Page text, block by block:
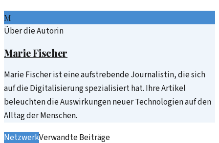
M
Über die Autorin
Marie Fischer
Marie Fischer ist eine aufstrebende Journalistin, die sich
auf die Digitalisierung spezialisiert hat. Ihre Artikel
beleuchten die Auswirkungen neuer Technologien auf den
Alltag der Menschen.
NetzwerkVerwandte Beiträge